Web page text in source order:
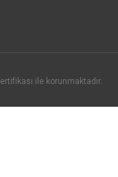
ile korunmaktadır.